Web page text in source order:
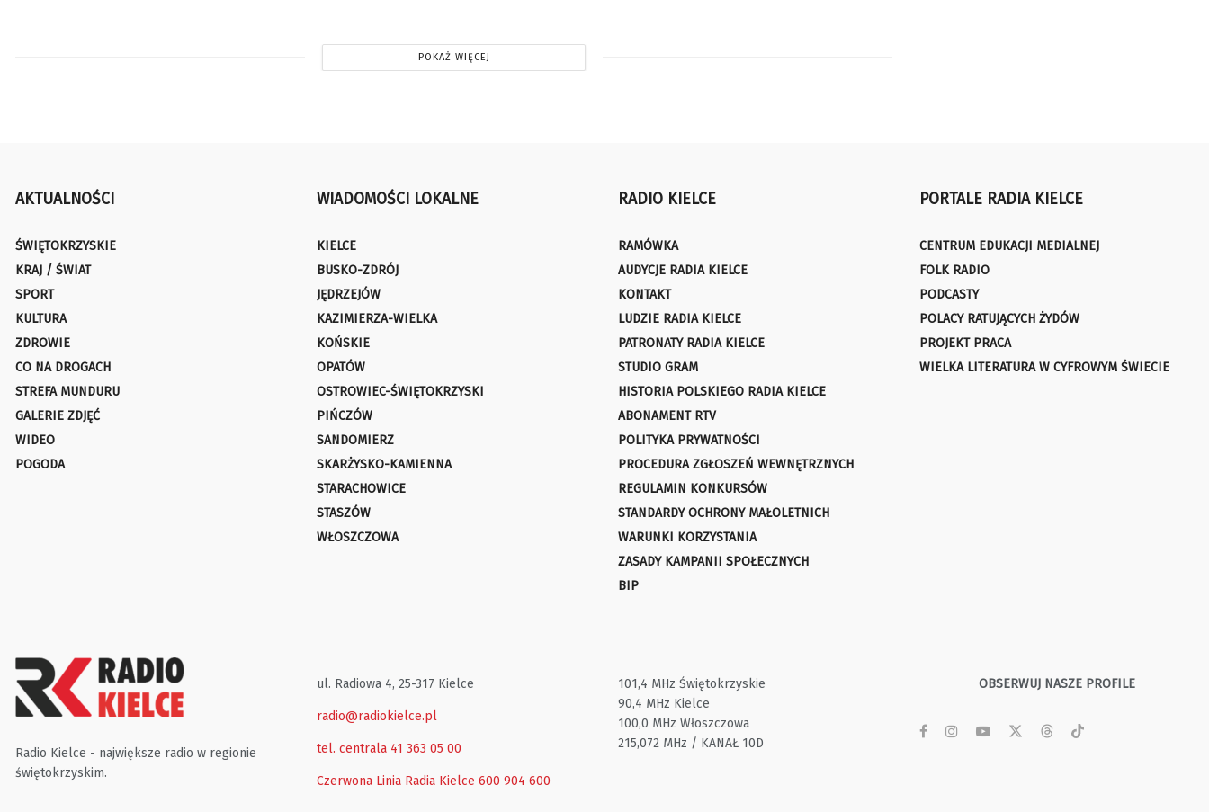
POKAŻ WIĘCEJ
AKTUALNOŚCI
ŚWIĘTOKRZYSKIE
KRAJ / ŚWIAT
SPORT
KULTURA
ZDROWIE
CO NA DROGACH
STREFA MUNDURU
GALERIE ZDJĘĆ
WIDEO
POGODA
WIADOMOŚCI LOKALNE
KIELCE
BUSKO-ZDRÓJ
JĘDRZEJÓW
KAZIMIERZA-WIELKA
KOŃSKIE
OPATÓW
OSTROWIEC-ŚWIĘTOKRZYSKI
PIŃCZÓW
SANDOMIERZ
SKARŻYSKO-KAMIENNA
STARACHOWICE
STASZÓW
WŁOSZCZOWA
RADIO KIELCE
RAMÓWKA
AUDYCJE RADIA KIELCE
KONTAKT
LUDZIE RADIA KIELCE
PATRONATY RADIA KIELCE
STUDIO GRAM
HISTORIA POLSKIEGO RADIA KIELCE
ABONAMENT RTV
POLITYKA PRYWATNOŚCI
PROCEDURA ZGŁOSZEŃ WEWNĘTRZNYCH
REGULAMIN KONKURSÓW
STANDARDY OCHRONY MAŁOLETNICH
WARUNKI KORZYSTANIA
ZASADY KAMPANII SPOŁECZNYCH
BIP
PORTALE RADIA KIELCE
CENTRUM EDUKACJI MEDIALNEJ
FOLK RADIO
PODCASTY
POLACY RATUJĄCYCH ŻYDÓW
PROJEKT PRACA
WIELKA LITERATURA W CYFROWYM ŚWIECIE
Radio Kielce - największe radio w regionie
świętokrzyskim.
ul. Radiowa 4, 25-317 Kielce
radio@radiokielce.pl
tel. centrala 41 363 05 00
Czerwona Linia Radia Kielce 600 904 600
101,4 MHz Świętokrzyskie
90,4 MHz Kielce
100,0 MHz Włoszczowa
215,072 MHz / KANAŁ 10D
OBSERWUJ NASZE PROFILE